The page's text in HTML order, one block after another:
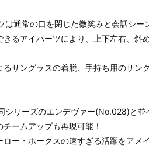
通常の口を閉じた微笑みと会話シー
きるアイパーツにより、上下左右、斜
るサングラスの着脱、手持ち用のサン
シリーズのエンデヴァー(No.028)と
チームアップも再現可能！
ロー・ホークスの速すぎる活躍をアメ